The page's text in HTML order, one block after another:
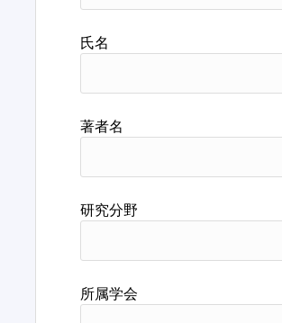
氏名
著者名
研究分野
所属学会